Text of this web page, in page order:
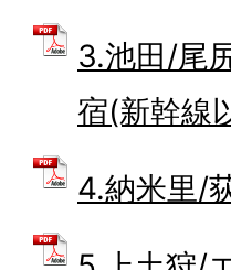
3.池田/尾
宿(新幹線
4.納米里/